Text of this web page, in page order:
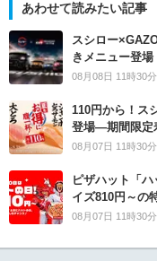
あわせて読みたい記事
スシロー
きメニュー登場
08月08日 11時30分
110円から！ス
登場―期間限定
08月07日 11時30分
ピザハット「
イズ810円～の
08月07日 11時30分